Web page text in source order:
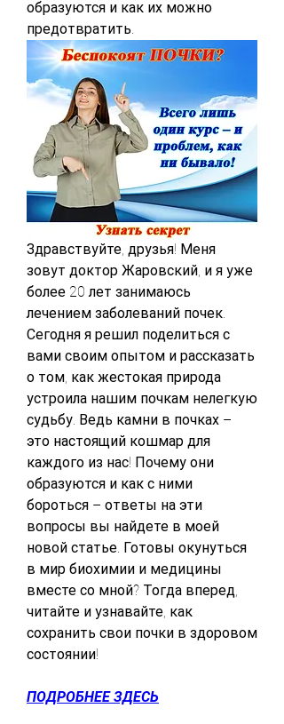
образуются и как их можно
предотвратить.
Здравствуйте, друзья! Меня
зовут доктор Жаровский, и я уже
более 20 лет занимаюсь
лечением заболеваний почек.
Сегодня я решил поделиться с
вами своим опытом и рассказать
о том, как жестокая природа
устроила нашим почкам нелегкую
судьбу. Ведь камни в почках –
это настоящий кошмар для
каждого из нас! Почему они
образуются и как с ними
бороться – ответы на эти
вопросы вы найдете в моей
новой статье. Готовы окунуться
в мир биохимии и медицины
вместе со мной? Тогда вперед,
читайте и узнавайте, как
сохранить свои почки в здоровом
состоянии!
ПОДРОБНЕЕ ЗДЕСЬ